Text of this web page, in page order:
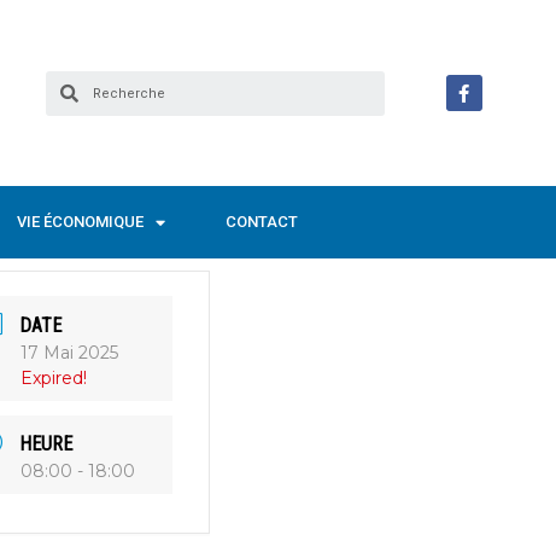
VIE ÉCONOMIQUE CONTACT
DATE
17 Mai 2025
Expired!
HEURE
08:00 - 18:00